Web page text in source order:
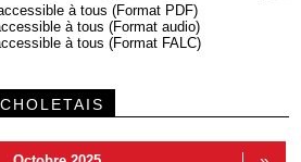
à tous (Format PDF)
à tous (Format audio)
à tous (Format FALC)